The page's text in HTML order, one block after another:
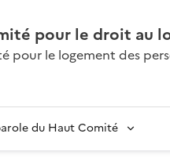
pour le droit au
pour le logement des
du Haut Comité